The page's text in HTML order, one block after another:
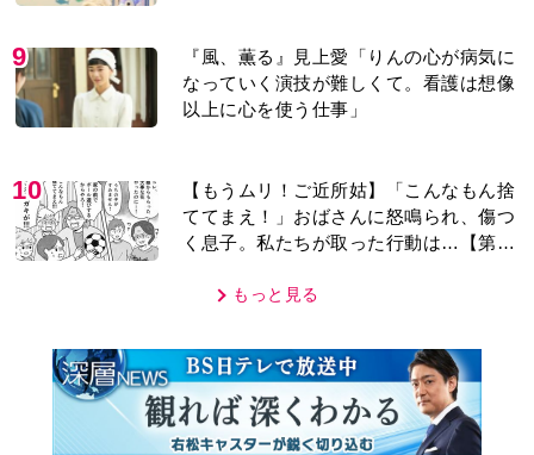
9
『風、薫る』見上愛「りんの心が病気に
なっていく演技が難しくて。看護は想像
以上に心を使う仕事」
10
【もうムリ！ご近所姑】「こんなもん捨
ててまえ！」おばさんに怒鳴られ、傷つ
く息子。私たちが取った行動は…【第3
もっと見る